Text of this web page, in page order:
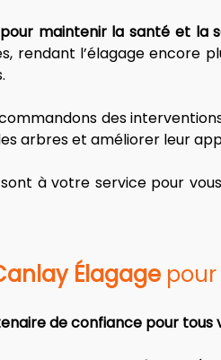
maintenir la santé et la
rendant l’élagage encore
des
arbres et améliorer leur
à votre service pour
Élagage pour
de confiance pour tous